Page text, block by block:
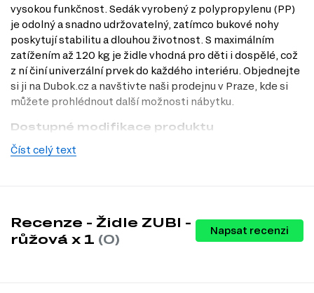
vysokou funkčnost. Sedák vyrobený z polypropylenu (PP)
je odolný a snadno udržovatelný, zatímco bukové nohy
poskytují stabilitu a dlouhou životnost. S maximálním
zatížením až 120 kg je židle vhodná pro děti i dospělé, což
z ní činí univerzální prvek do každého interiéru. Objednejte
si ji na Dubok.cz a navštivte naši prodejnu v Praze, kde si
můžete prohlédnout další možnosti nábytku.
Dostupné modifikace produktu
Dekor: bílý / přírodní
Velikost.Šířka 30.50 cm, výška 57.00 cm a hloubka 34.50 cm
zajišťují pohodlné sezení i pro menší děti.
Číst celý text
Recenze - Židle ZUBI -
růžová x 1 (0)
Napsat recenzi